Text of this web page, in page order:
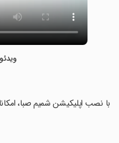
‏با نصب اپلیکیشن شمیم صبا،